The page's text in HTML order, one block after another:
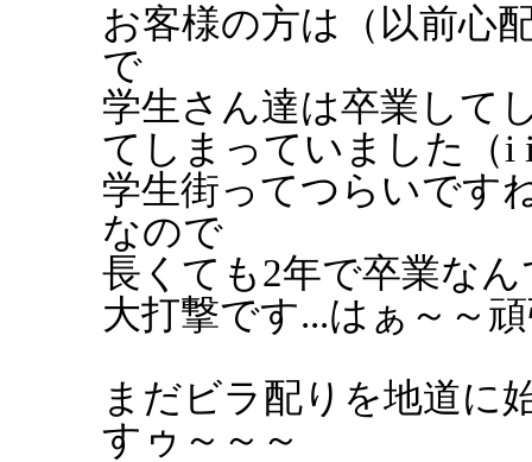
お客様の方は（以前心
で
学生さん達は卒業して
てしまっていました（i
学生街ってつらいです
なので
長くても2年で卒業な
大打撃です...はぁ～～
まだビラ配りを地道に
すゥ～～～